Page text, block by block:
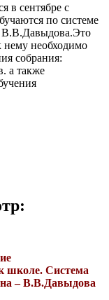
в сентябре с
по системе
В.В.Давыдова.Это
нему необходимо
собрания:
а также
школе. Система
– В.В.Давыдова